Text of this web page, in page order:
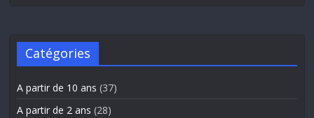
Catégories
A partir de 10 ans (37)
A partir de 2 ans (28)